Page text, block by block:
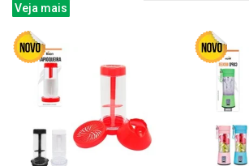
Veja mais